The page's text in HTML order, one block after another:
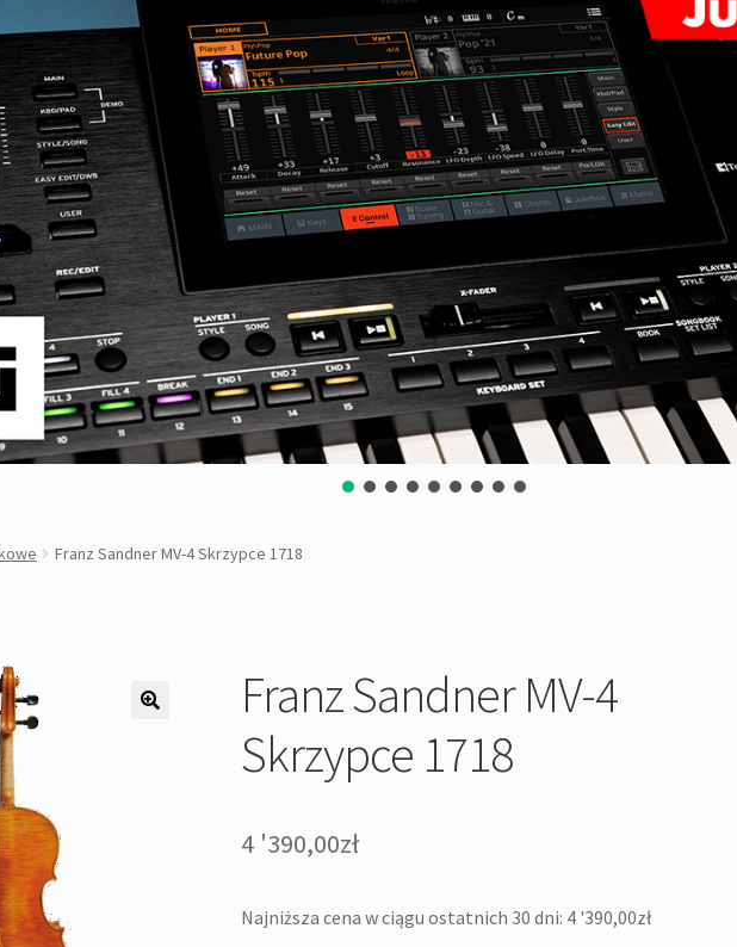
Franz Sandner MV-4 Skrzypce 1718
Franz Sandner MV-4
Skrzypce 1718
4 '390,00zł
Najniższa cena w ciągu ostatnich 30 dni: 4 '390,00zł